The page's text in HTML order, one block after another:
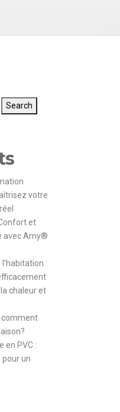
Search
votre
et
avec Amy®
:
chaleur et
comment
en PVC :
un